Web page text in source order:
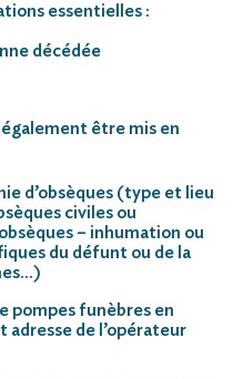
essentielles :
décédée
être mis en
d’obsèques (type et lieu
civiles ou
– inhumation ou
du défunt ou de la
pompes funèbres en
adresse de l’opérateur